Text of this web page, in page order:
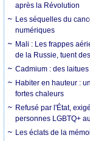
après la Révolution
Les séquelles du
numériques
Mali : Les frappes
de la Russie, tuent
Cadmium : des
Habiter en hauteur :
fortes chaleurs
Refusé par l'État,
personnes LGBTQ+
Les éclats de la